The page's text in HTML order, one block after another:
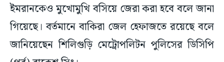
ইমরানকেও মুখোমুখি বসিয়ে জেরা করা হবে বলে জানা
গিয়েছে। বর্তমানে বাকিরা জেল হেফাজতে রয়েছে বলে
জানিয়েছেন শিলিগুড়ি মেট্রোপলিটন পুলিসের ডিসিপি